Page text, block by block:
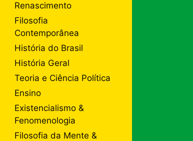
Renascimento
Filosofia
Contemporânea
História do Brasil
História Geral
Teoria e Ciência Política
Ensino
Existencialismo &
Fenomenologia
Filosofia da Mente &